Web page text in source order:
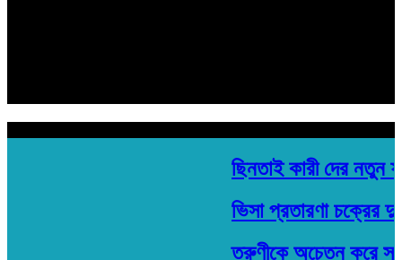
ছিনতাই কারী দের নতুন
ভিসা প্রতারণা চক্রের
তরুণীকে অচেতন করে